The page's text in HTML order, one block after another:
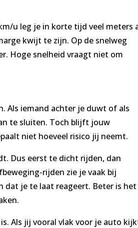
u leg je in korte tijd veel meters
kwijt te zijn. Op de snelweg
Hoge snelheid vraagt niet om
Als iemand achter je duwt of als
te sluiten. Toch blijft jouw
niet hoeveel risico jij neemt.
Dus eerst te dicht rijden, dan
rijden zie je vaak bij
dat je te laat reageert. Beter is het
Als jij vooral vlak voor je auto